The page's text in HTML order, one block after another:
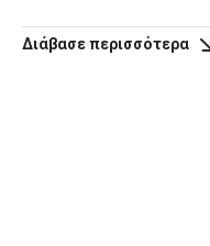
Διάβασε περισσότερα